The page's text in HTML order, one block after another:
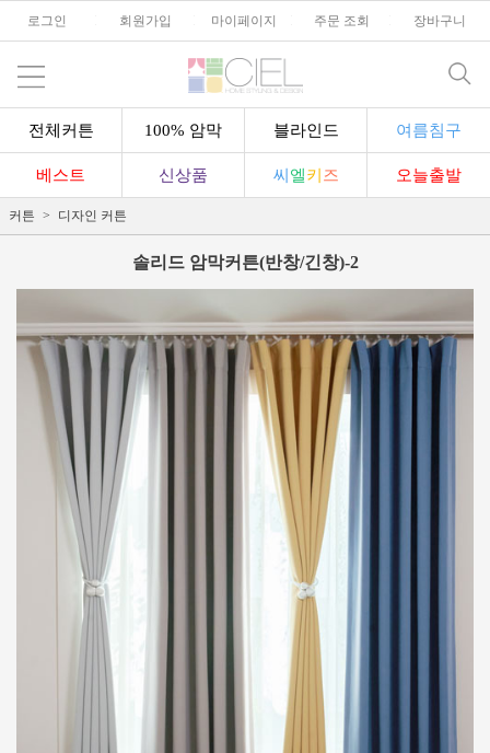
로그인 회원가입 마이페이지 주문 조회 장바구니
전체커튼 100% 암막 블라인드 여름침구
베스트 신상품 씨 엘키 즈 오늘출발
커튼 디자인 커튼
솔리드 암막커튼(반창/긴창)-2